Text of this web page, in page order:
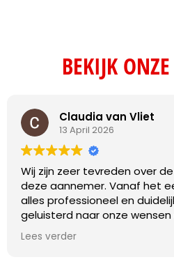
BEKIJK
Claudia van Vliet
13 April 2026
Wij zijn zeer tevreden over
deze aannemer. Vanaf het
alles professioneel en
geluisterd naar onze
meegedacht over praktische
Lees verder